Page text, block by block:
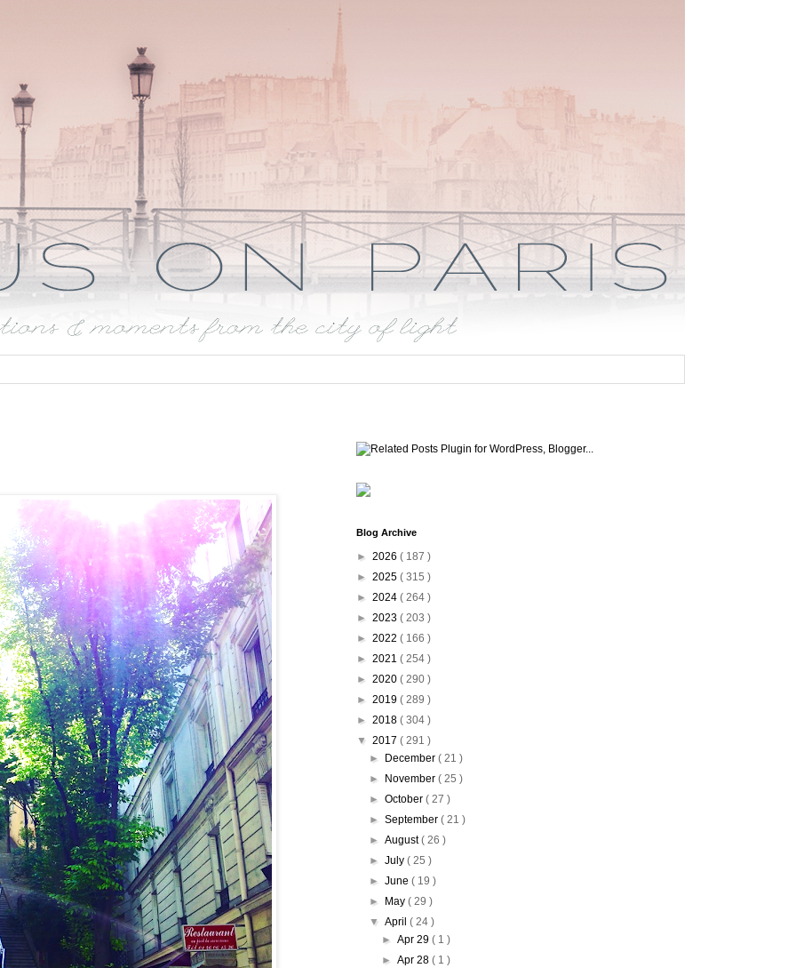
Blog Archive
► 2026 ( 187 )
► 2025 ( 315 )
► 2024 ( 264 )
► 2023 ( 203 )
► 2022 ( 166 )
► 2021 ( 254 )
► 2020 ( 290 )
► 2019 ( 289 )
► 2018 ( 304 )
▼ 2017 ( 291 )
►
December ( 21 )
►
November ( 25 )
► October ( 27 )
► September ( 21 )
► August( 26 )
► July ( 25 )
► June ( 19 )
►
May ( 29 )
▼ April ( 24 )
►Apr 29( 1 )
►Apr 28( 1 )